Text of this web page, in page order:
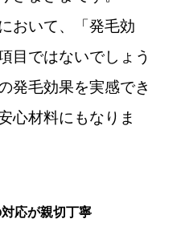
おいて、「発毛効
目ではないでしょう
発毛効果を実感でき
心材料にもなりま
応が親切丁寧